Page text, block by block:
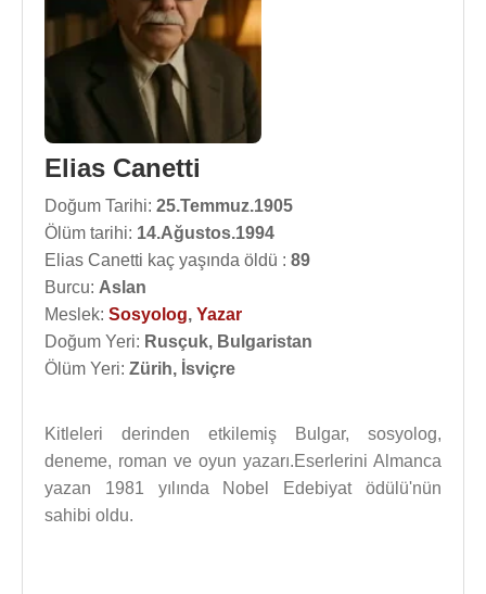
Elias Canetti
Doğum Tarihi: 25.Temmuz.1905
Ölüm tarihi: 14.Ağustos.1994
Elias Canetti kaç yaşında öldü : 89
Burcu: Aslan
Meslek: Sosyolog, Yazar
Doğum Yeri: Rusçuk, Bulgaristan
Ölüm Yeri: Zürih, İsviçre
Kitleleri derinden etkilemiş Bulgar, sosyolog,
deneme, roman ve oyun yazarı.Eserlerini Almanca
yazan 1981 yılında Nobel Edebiyat ödülü'nün
sahibi oldu.